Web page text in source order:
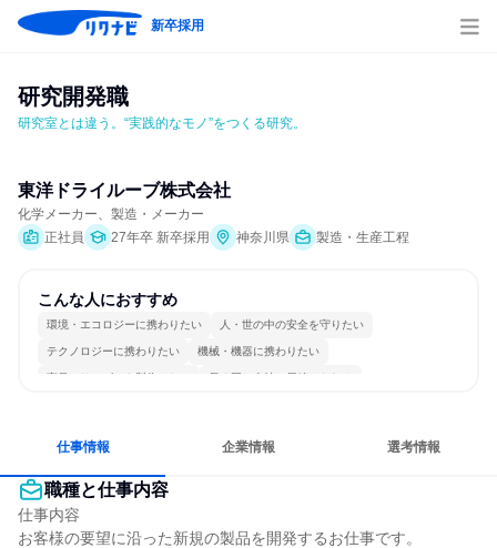
新卒採用
研究開発職
研究室とは違う。“実践的なモノ”をつくる研究。
東洋ドライルーブ株式会社
化学メーカー、製造・メーカー
正社員
27年卒 新卒採用 神奈川県 製造・生産工程
こんな人におすすめ
環境・エコロジーに携わりたい 人・世の中の安全を守りたい
テクノロジーに携わりたい 機械・機器に携わりたい
商品・サービスを製作したい 長く同じ会社に居続けられる
仕事情報 企業情報 選考情報
職種と仕事内容
仕事内容
お客様の要望に沿った新規の製品を開発するお仕事です。